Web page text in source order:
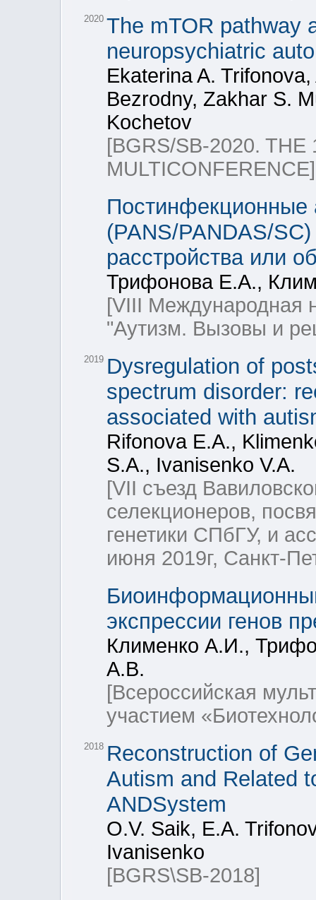
2020 The mTOR pathway
neuropsychiatric
Ekaterina A.
Bezrodny, Zakhar S.
Kochetov
[BGRS/SB-2020. THE
MULTICONFERENCE]
Постинфекционные
(PANS/PANDAS/
расстройства или
Трифонова Е.А.,
[VIII Международная
"Аутизм. Вызовы и
2019 Dysregulation of
spectrum disorder:
associated with
Rifonova E.A.,
S.A., Ivanisenko V.A.
[VII съезд
селекционеров,
генетики СПбГУ, и
июня 2019г, Санкт-
экспрессии генов
Клименко А.И.,
А.В.
[Всероссийская
участием
2018 Reconstruction of
Autism and Related
ANDSystem
O.V. Saik, E.A.
Ivanisenko
[BGRS\SB-2018]